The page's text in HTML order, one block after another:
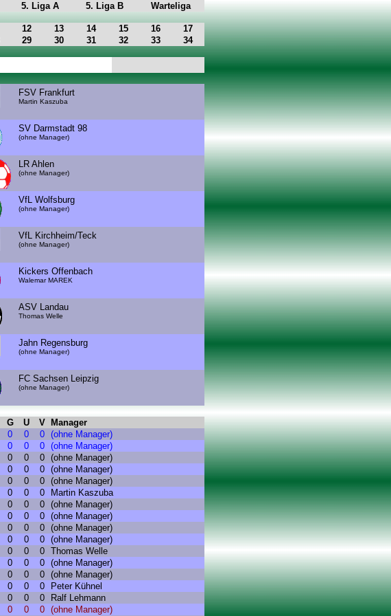
5. Liga A 5. Liga B Warteliga
12 13 14 15 16
17
29 30 31 32 33 34
FSV Frankfurt
Martin Kaszuba
SV Darmstadt 98
(ohne Manager)
LR Ahlen
(ohne Manager)
VfL Wolfsburg
(ohne Manager)
VfL Kirchheim/Teck
(ohne Manager)
Kickers Offenbach
Walemar MAREK
ASV Landau
Thomas Welle
Jahn Regensburg
(ohne Manager)
FC Sachsen Leipzig
(ohne Manager)
G U V
Manager
0 0 0 (ohne Manager)
0 0 0 (ohne Manager)
0 0 0 (ohne Manager)
0 0 0 (ohne Manager)
0 0 0 (ohne Manager)
0 0 0
Martin Kaszuba
0 0 0 (ohne Manager)
0 0 0 (ohne Manager)
0 0 0 (ohne Manager)
0 0 0 (ohne Manager)
0 0 0 Thomas Welle
0 0 0 (ohne Manager)
0 0 0 (ohne Manager)
0 0 0
Peter Kühnel
0 0 0
Ralf Lehmann
0 0 0 (ohne Manager)